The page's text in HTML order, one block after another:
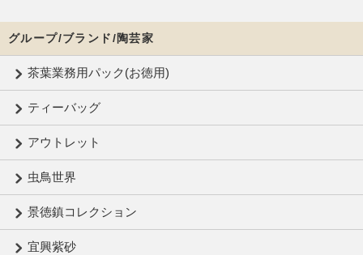
グループ/ブランド/陶芸家
茶葉業務用パック(お徳用)
ティーバッグ
アウトレット
虫鳥世界
景徳鎮コレクション
宜興紫砂